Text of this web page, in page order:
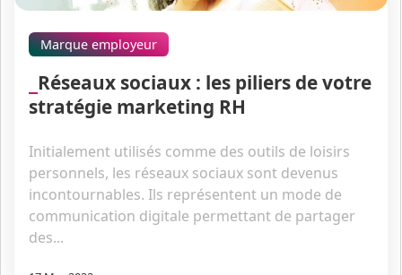
Marque employeur
Réseaux sociaux : les piliers de votre
stratégie marketing RH
Initialement utilisés comme des outils de loisirs
personnels, les réseaux sociaux sont devenus
incontournables. Ils représentent un mode de
communication digitale permettant de partager
des...